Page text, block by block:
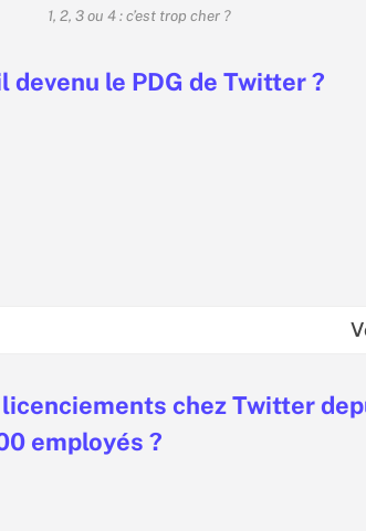
1, 2, 3 ou 4 : c’est trop cher ?
devenu le PDG de Twitter ?
chez Twitter
employés ?